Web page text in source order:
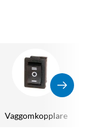
Vaggomkopplare